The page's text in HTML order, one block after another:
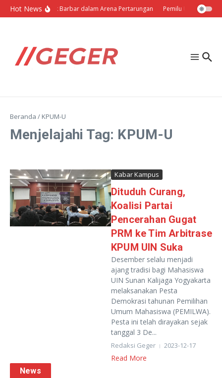
Lewati ke konten
Hot NewsPolitik Barbar dalam Arena Pertarungan Pemilu Ukraina:
Beranda / KPUM-U
Menjelajahi Tag: KPUM-U
Kabar Kampus
Dituduh Curang,
Koalisi Partai
Pencerahan Gugat
PRM ke Tim Arbitrase
KPUM UIN Suka
Desember selalu menjadi
ajang tradisi bagi Mahasiswa
UIN Sunan Kalijaga Yogyakarta
melaksanakan Pesta
Demokrasi tahunan Pemilihan
Umum Mahasiswa (PEMILWA).
Pesta ini telah dirayakan sejak
tanggal 3 De...
Redaksi Geger 2023-12-17
Read More
News